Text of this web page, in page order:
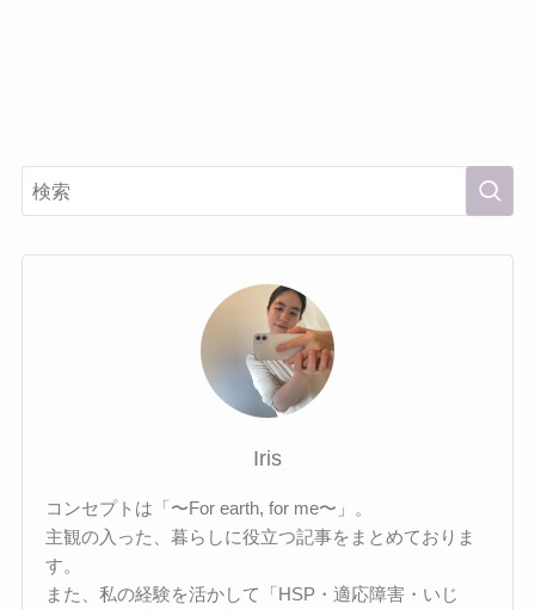
Iris
コンセプトは「〜For earth, for me〜」。
主観の入った、暮らしに役立つ記事をまとめておりま
す。
また、私の経験を活かして「HSP・適応障害・いじ